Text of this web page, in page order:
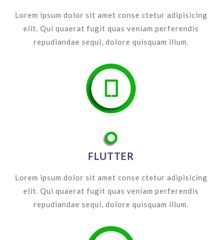
Lorem ipsum dolor sit amet conse ctetur adipisicing
elit. Qui quaerat fugit quas veniam perferendis
repudiandae sequi, dolore quisquam illum.

FLUTTER
Lorem ipsum dolor sit amet conse ctetur adipisicing
elit. Qui quaerat fugit quas veniam perferendis
repudiandae sequi, dolore quisquam illum.